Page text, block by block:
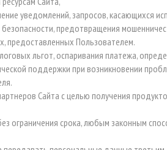
уведомлений, запросов, касающихся
предотвращения
предоставленных Пользователем.
льгот, оспаривания платежа,
поддержки при возникновении
Сайта с целью получения
ограничения срока, любым законным